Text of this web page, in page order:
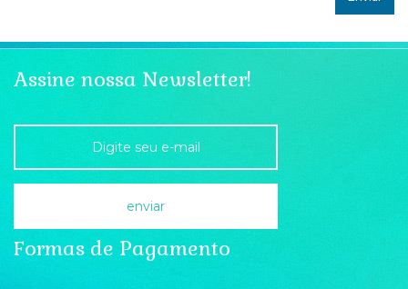
Assine nossa Newsletter!
Formas de Pagamento